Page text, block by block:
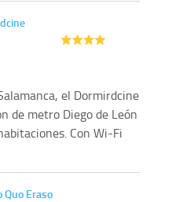
el Dormirdcine
de metro Diego de León
Con Wi-Fi
Eraso